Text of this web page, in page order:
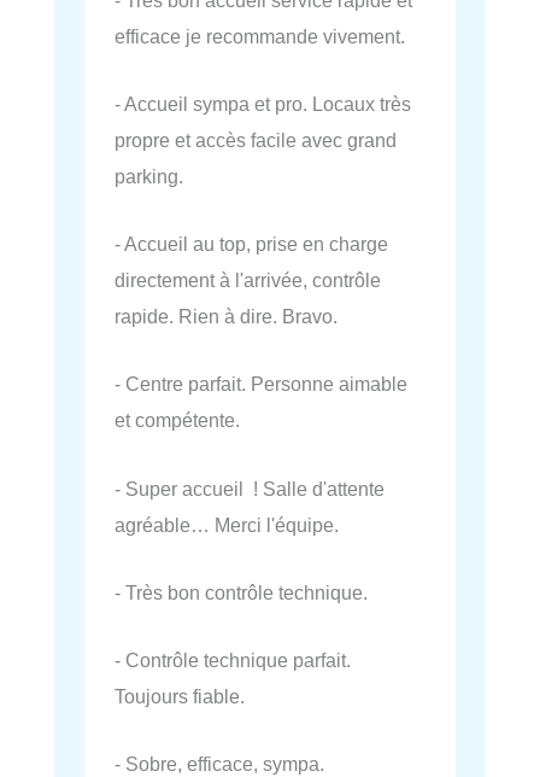
efficace je recommande vivement.
- Accueil sympa et pro. Locaux très
propre et accès facile avec grand
parking.
- Accueil au top, prise en charge
directement à l'arrivée, contrôle
rapide. Rien à dire. Bravo.
- Centre parfait. Personne aimable
et compétente.
- Super accueil ! Salle d'attente
agréable… Merci l'équipe.
- Très bon contrôle technique.
- Contrôle technique parfait.
Toujours fiable.
- Sobre, efficace, sympa.